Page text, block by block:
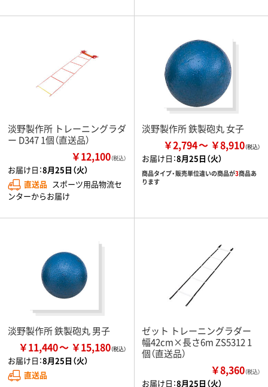
淡野製作所 トレーニングラダ
ー D347 1個（直送品）
￥12,100（税込）
お届け日：8月25日（火）
直送品 スポーツ用品物流セ
ンターからお届け
淡野製作所 鉄製砲丸 女子
￥2,794 ￥8,910
お届け日：8月25日（火）
商品タイプ・販売単位違いの商品が3商品あ
ります
淡野製作所 鉄製砲丸 男子
￥11,440 ￥15,180
お届け日：8月25日（火）
直送品
ゼット トレーニングラダー
幅42cm×長さ6m ZS5312 1
個（直送品）
￥8,360（税込）
お届け日：8月25日（火）